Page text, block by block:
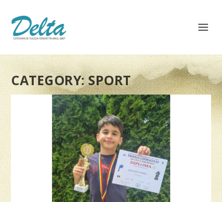
CATEGORY:SPORT